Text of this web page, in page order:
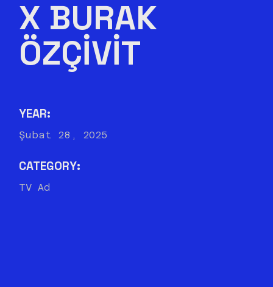
X BURAK
ÖZÇIVIT
YEAR:
Şubat 28, 2025
CATEGORY:
TV Ad